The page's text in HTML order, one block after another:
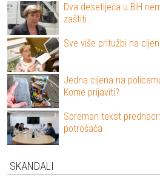
Dva desetljeća u BiH
zaštiti…
Sve više pritužbi na
Jedna cijena na
Kome prijaviti?
Spreman tekst
potrošača
SKANDALI